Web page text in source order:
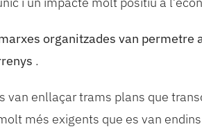
organitzades van permetre
.
van enllaçar trams plans que
més exigents que es van